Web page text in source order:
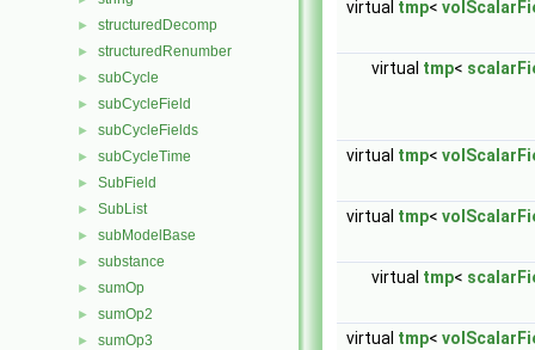
► structuredDecomp
► structuredRenumber
► subCycle
► subCycleField
► subCycleFields
► subCycleTime
► SubField
► SubList
► subModelBase
► substance
► sumOp
► sumOp2
► sumOp3
virtual tmp<
virtual tmp<
virtual tmp<
virtual tmp<
virtual tmp<
virtual tmp<